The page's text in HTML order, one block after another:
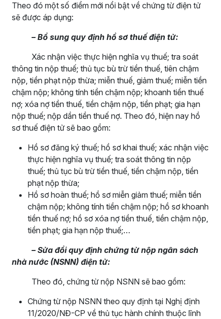
Theo đó một số điểm mới nổi bật về chứng từ điện tử
sẽ được áp dụng:
– Bổ sung quy định hồ sơ thuế điện tử:
Xác nhận việc thực hiện nghĩa vụ thuế; tra soát
thông tin nộp thuế; thủ tục bù trừ tiền thuế, tiên chậm
nộp, tiền phạt nộp thừa; miễn thuế, giảm thuế; miễn tiền
chậm nộp; không tính tiền chậm nộp; khoanh tiền thuế
nợ; xóa nợ tiền thuế, tiền chậm nộp, tiền phạt; gia hạn
nộp thuế; nộp dần tiền thuế nợ. Theo đó, hiện nay hồ
sơ thuế điện tử sẽ bao gồm:
Hồ sơ đăng ký thuế; hồ sơ khai thuế; xác nhận việc
thực hiện nghĩa vụ thuế; tra soát thông tin nộp
thuế; thủ tục bù trừ tiền thuế, tiền chậm nộp, tiền
phạt nộp thừa;
Hồ sơ hoàn thuế; hồ sơ miễn giảm thuế; miễn tiền
chậm nộp; không tính tiền chậm nộp; hồ sơ khoanh
tiền thuế nợ; hồ sơ xóa nợ tiền thuế, tiền chậm nộp,
tiền phạt; gia hạn nộp thuế;…
– Sửa đổi quy định chứng từ nộp ngân sách
nhà nước (NSNN) điện tử:
Theo đó, chứng từ nộp NSNN sẽ bao gồm:
Chứng từ nộp NSNN theo quy định tại Nghị định
11/2020/NĐ-CP về thủ tục hành chính thuộc lĩnh